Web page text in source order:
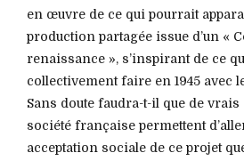
en œuvre de ce qui pourrait
production partagée issue d’un «
renaissance », s’inspirant de ce
collectivement faire en 1945 avec
Sans doute faudra-t-il que de vrais
société française permettent
acceptation sociale de ce projet